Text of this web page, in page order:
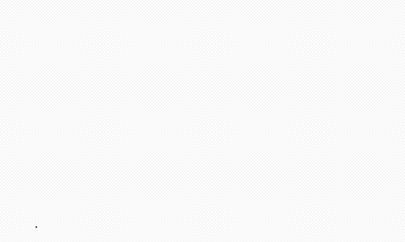
.